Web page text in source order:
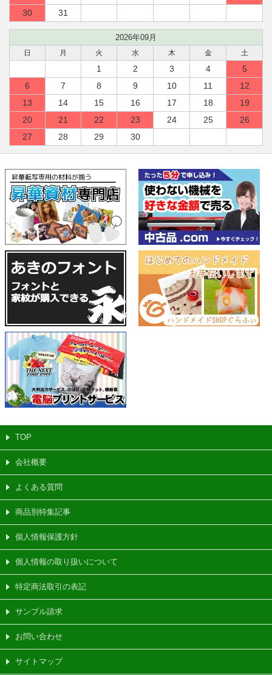
30
31
2026年09月
日 月 火 水 木 金 土
1 2 3 4
5
6
7 8 9 10 11
12
13
14 15 16 17 18
19
20
21 22 23 24 25
26
27
28 29 30
TOP
会社概要
よくある質問
商品別特集記事
個人情報保護方針
個人情報の取り扱いについて
特定商法取引の表記
サンプル請求
お問い合わせ
サイトマップ